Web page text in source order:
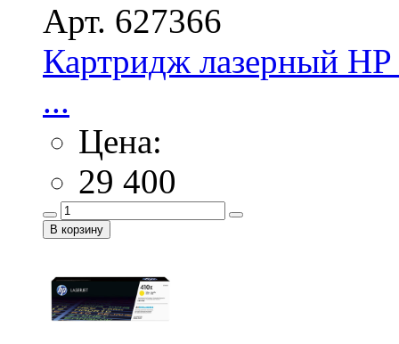
Арт. 627366
Картридж лазерный
...
Цена:
29 400